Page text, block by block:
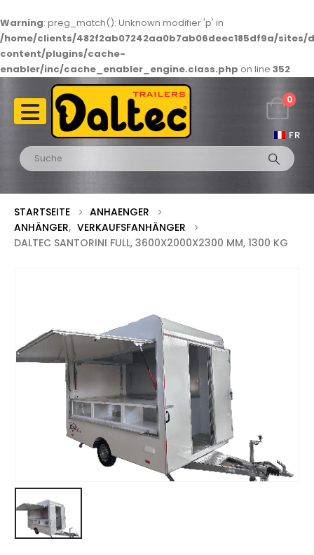
Warning: preg_match(): Unknown modifier 'p' in
/home/clients/482f2ab07242aa0b7ab06deec185df9a/
content/plugins/cache-
enabler/inc/cache_enabler_engine.class.php on line 352
FR
0
STARTSEITE
ANHAENGER
ANHÄNGER, VERKAUFSFANHÄNGER
DALTEC SANTORINI FULL, 3600X2000X2300 MM, 1300 KG